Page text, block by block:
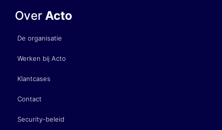
Over Acto
De organisatie
Werken bij Acto
Klantcases
Contact
Security-beleid